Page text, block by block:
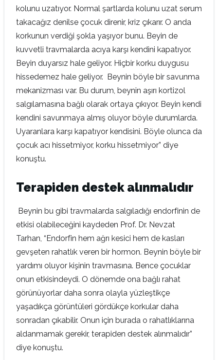
kolunu uzatıyor. Normal şartlarda kolunu uzat serum
takacağız denilse çocuk direnir, kriz çıkarır. O anda
korkunun verdiği şokla yaşıyor bunu. Beyin de
kuvvetli travmalarda acıya karşı kendini kapatıyor.
Beyin duyarsız hale geliyor. Hiçbir korku duygusu
hissedemez hale geliyor. Beynin böyle bir savunma
mekanizması var. Bu durum, beynin aşırı kortizol
salgılamasına bağlı olarak ortaya çıkıyor. Beyin kendi
kendini savunmaya almış oluyor böyle durumlarda.
Uyaranlara karşı kapatıyor kendisini. Böyle olunca da
çocuk acı hissetmiyor, korku hissetmiyor” diye
konuştu.
Terapiden destek alınmalıdır
Beynin bu gibi travmalarda salgıladığı endorfinin de
etkisi olabileceğini kaydeden Prof. Dr. Nevzat
Tarhan, “Endorfin hem ağrı kesici hem de kasları
gevşeten rahatlık veren bir hormon. Beynin böyle bir
yardımı oluyor kişinin travmasına. Bence çocuklar
onun etkisindeydi. O dönemde ona bağlı rahat
görünüyorlar daha sonra olayla yüzleştikçe
yaşadıkça görüntüleri gördükçe korkular daha
sonradan çıkabilir. Onun için burada o rahatlıklarına
aldanmamak gerekir, terapiden destek alınmalıdır”
diye konuştu.